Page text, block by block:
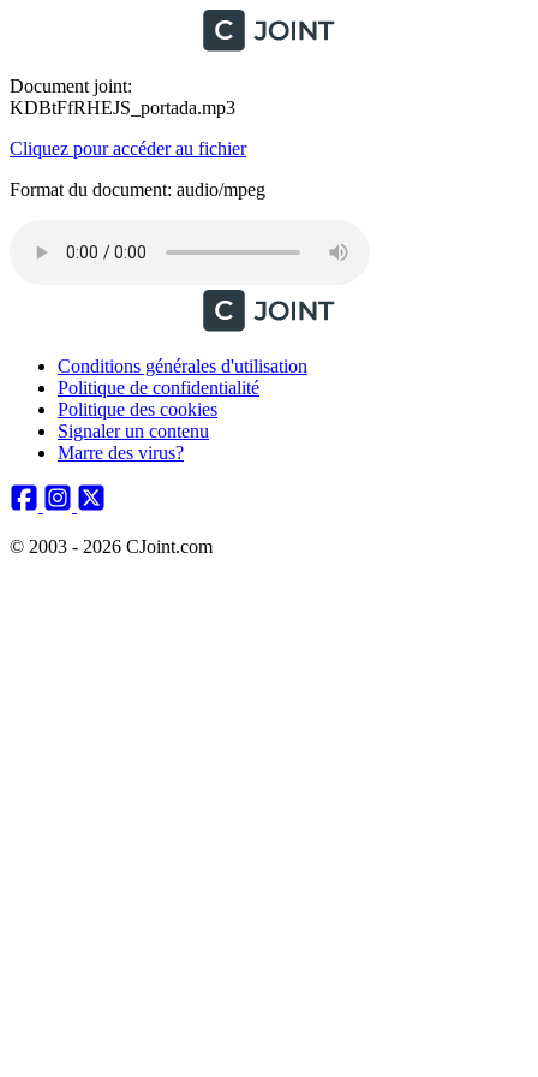
Document joint:
KDBtFfRHEJS_portada.mp3
Cliquez pour accéder au fichier
Format du document: audio/mpeg
Conditions générales d'utilisation
Politique de confidentialité
Politique des cookies
Signaler un contenu
Marre des virus?
© 2003 - 2026 CJoint.com